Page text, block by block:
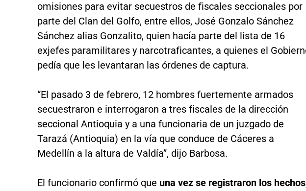
omisiones para evitar secuestros de fiscales seccionales por
parte del Clan del Golfo, entre ellos, José Gonzalo Sánchez
Sánchez alias Gonzalito, quien hacía parte del lista de 16
exjefes paramilitares y narcotraficantes, a quienes el
pedía que les levantaran las órdenes de captura.
“El pasado 3 de febrero, 12 hombres fuertemente armados
secuestraron e interrogaron a tres fiscales de la dirección
seccional Antioquia y a una funcionaria de un juzgado de
Tarazá (Antioquia) en la vía que conduce de Cáceres a
Medellín a la altura de Valdía”, dijo Barbosa.
El funcionario confirmó que una vez se registraron los